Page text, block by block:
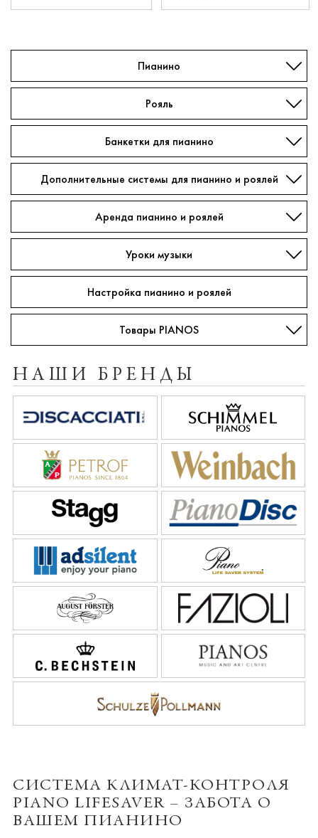
Пианино
Рояль
Банкетки для пианино
Дополнительные системы для пианино и роялей
Аренда пианино и роялей
Уроки музыки
Настройка пианино и роялей
Товары PIANOS
НАШИ БРЕНДЫ
СИСТЕМА КЛИМАТ-КОНТРОЛЯ
PIANO LIFESAVER – ЗАБОТА О
ВАШЕМ ПИАНИНО